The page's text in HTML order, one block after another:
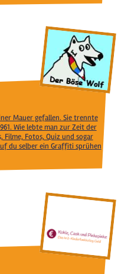
Mauer gefallen. Sie trennte
Wie lebte man zur Zeit der
Filme, Fotos, Quiz und sogar
du selber ein Graffiti sprühen